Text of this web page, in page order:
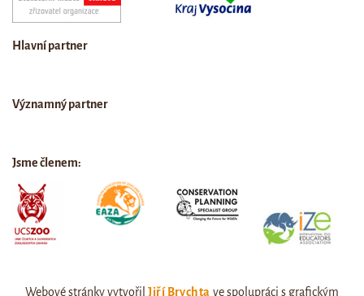
Hlavní partner
Významný partner
Jsme členem:
Webové stránky vytvořilJiří Brychta ve spolupráci s grafickým